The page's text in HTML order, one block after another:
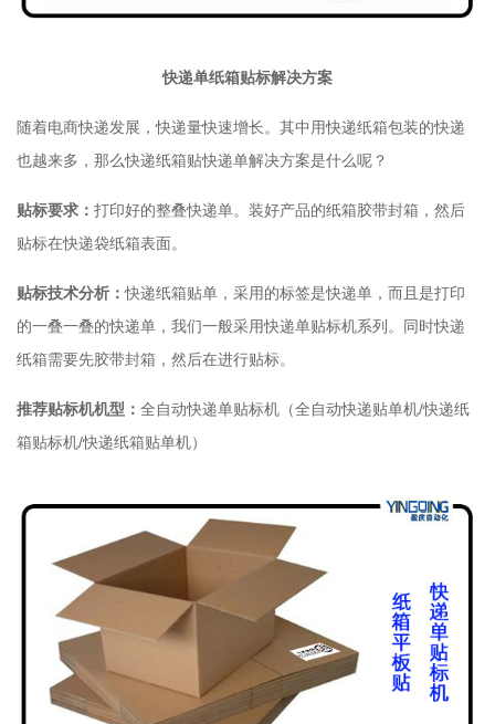
快递单纸箱贴标解决方案
随着电商快递发展，快递量快速增长。其中用快递纸箱包装的快递
也越来多，那么快递纸箱贴快递单解决方案是什么呢？
贴标要求： 打印好的整叠快递单。装好产品的纸箱胶带封箱，然后
贴标在快递袋纸箱表面。
贴标技术分析：快递纸箱贴单，采用的标签是快递单，而且是打印
的一叠一叠的快递单，我们一般采用快递单贴标机系列。同时快递
纸箱需要先胶带封箱，然后在进行贴标。
推荐贴标机机型： 全自动快递单贴标机（全自动快递贴单机/快递纸
箱贴标机/快递纸箱贴单机）